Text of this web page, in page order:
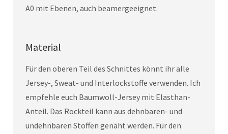
A0 mit Ebenen, auch beamergeeignet.
Material
Für den oberen Teil des Schnittes könnt ihr alle
Jersey-, Sweat- und Interlockstoffe verwenden. Ich
empfehle euch Baumwoll-Jersey mit Elasthan-
Anteil. Das Rockteil kann aus dehnbaren- und
undehnbaren Stoffen genäht werden. Für den